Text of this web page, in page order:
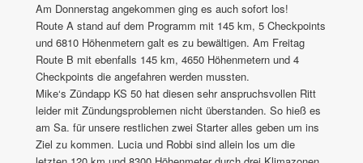
Am Donnerstag angekommen ging es auch sofort los!
Route A stand auf dem Programm mit 145 km, 5 Checkpoints
und 6810 Höhenmetern galt es zu bewältigen. Am Freitag
Route B mit ebenfalls 145 km, 4650 Höhenmetern und 4
Checkpoints die angefahren werden mussten.
Mike‘s Zündapp KS 50 hat diesen sehr anspruchsvollen Ritt
leider mit Zündungsproblemen nicht überstanden. So hieß es
am Sa. für unsere restlichen zwei Starter alles geben um ins
Ziel zu kommen. Lucia und Robbi sind allein los um die